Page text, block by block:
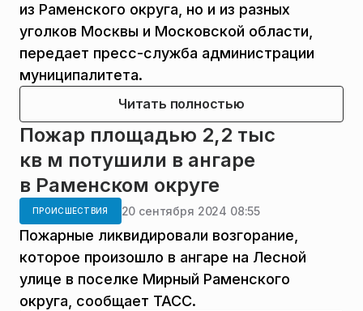
из Раменского округа, но и из разных
уголков Москвы и Московской области,
передает пресс-служба администрации
муниципалитета.
Читать полностью
Пожар площадью 2,2 тыс
кв м потушили в ангаре
в Раменском округе
ПРОИСШЕСТВИЯ 20 сентября 2024 08:55
Пожарные ликвидировали возгорание,
которое произошло в ангаре на Лесной
улице в поселке Мирный Раменского
округа, сообщает ТАСС.